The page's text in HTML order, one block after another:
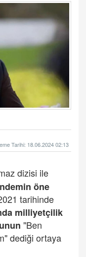
Tarihi: 18.06.2024 02:13
dizisi ile
öne
tarihinde
milliyetçilik
"Ben
dediği ortaya